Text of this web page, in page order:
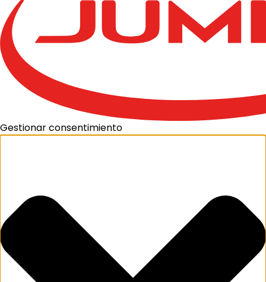
Gestionar consentimiento